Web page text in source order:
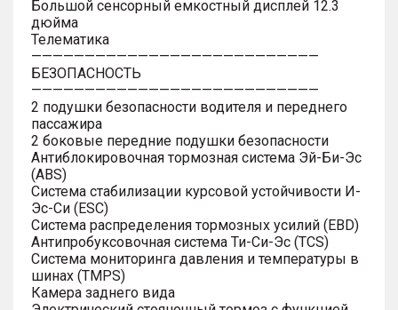
Большой сенсорный емкостный дисплей 12.3
дюйма
Телематика
———————————————————————————
БЕЗОПАСНОСТЬ
———————————————————————————
2 подушки безопасности водителя и переднего
пассажира
2 боковые передние подушки безопасности
Антиблокировочная тормозная система Эй-Би-Эс
(ABS)
Система стабилизации курсовой устойчивости И-
Эс-Си (ESC)
Система распределения тормозных усилий (EBD)
Антипробуксовочная система Ти-Си-Эс (TCS)
Система мониторинга давления и температуры в
шинах (TMPS)
Камера заднего вида